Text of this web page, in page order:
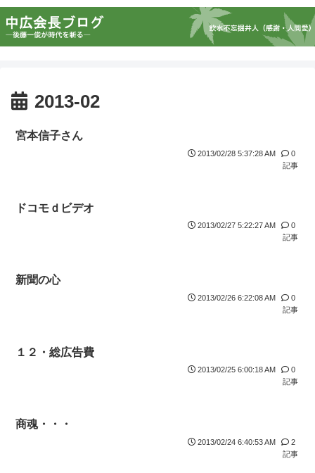
2013-02
宮本信子さん
2013/02/28 5:37:28 AM
0
記事
ドコモｄビデオ
2013/02/27 5:22:27 AM
0
記事
新聞の心
2013/02/26 6:22:08 AM
0
記事
１２・総広告費
2013/02/25 6:00:18 AM
0
記事
商魂・・・
2013/02/24 6:40:53 AM
2
記事